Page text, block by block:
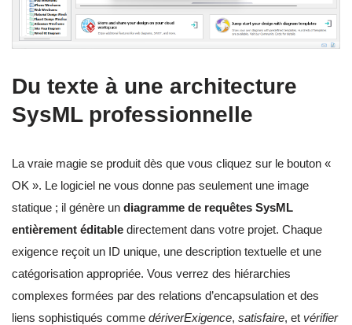
Du texte à une architecture
SysML professionnelle
La vraie magie se produit dès que vous cliquez sur le bouton «
OK ». Le logiciel ne vous donne pas seulement une image
statique ; il génère un diagramme de requêtes SysML
entièrement éditable directement dans votre projet. Chaque
exigence reçoit un ID unique, une description textuelle et une
catégorisation appropriée. Vous verrez des hiérarchies
complexes formées par des relations d’encapsulation et des
liens sophistiqués comme dériverExigence, satisfaire, et vérifier